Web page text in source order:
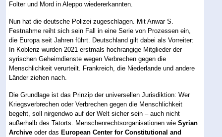
Folter und Mord in Aleppo wiedererkannten.
Nun hat die deutsche Polizei zugeschlagen. Mit Anwar S.
Festnahme reiht sich sein Fall in eine Serie von Prozessen ein,
die Europa seit Jahren führt. Deutschland gilt dabei als Vorreiter:
In Koblenz wurden 2021 erstmals hochrangige Mitglieder der
syrischen Geheimdienste wegen Verbrechen gegen die
Menschlichkeit verurteilt. Frankreich, die Niederlande und andere
Länder ziehen nach.
Die Grundlage ist das Prinzip der universellen Jurisdiktion: Wer
Kriegsverbrechen oder Verbrechen gegen die Menschlichkeit
begeht, soll nirgendwo auf der Welt sicher sein – auch nicht
außerhalb des Tatorts. Menschenrechtsorganisationen wieSyrian
Archive oder das European Center for Constitutional and